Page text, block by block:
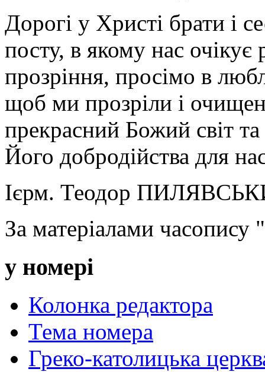
Дорогі у Христі брати і
посту, в якому нас очікує
прозріння, просімо в
щоб ми прозріли і
прекрасний Божий світ
Його добродійства для
Ієрм. Теодор
За матеріалами часопису
у номері
Колонка редактора
Тема номера
Греко-католицька